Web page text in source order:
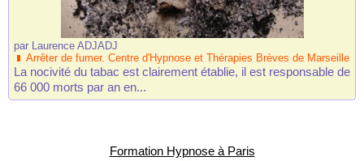
par Laurence ADJADJ
Arrêter de fumer. Centre d'Hypnose et Thérapies Brèves de Marseille
La nocivité du tabac est clairement établie, il est responsable de
66 000 morts par an en...
Formation Hypnose à Paris